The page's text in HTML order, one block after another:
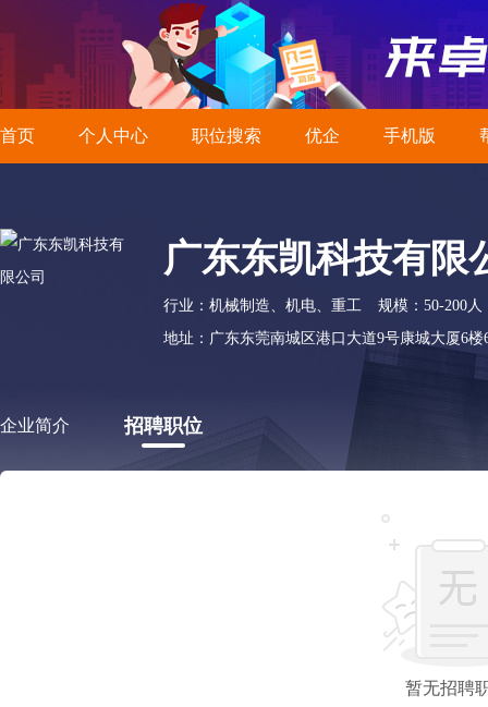
首页 个人中心 职位搜索 优企 手机版
广东东凯科技有限
行业：机械制造、机电、重工
规模：50-200人
地址：广东东莞南城区港口大道9号康城大厦6楼
企业简介 招聘职位
暂无招聘